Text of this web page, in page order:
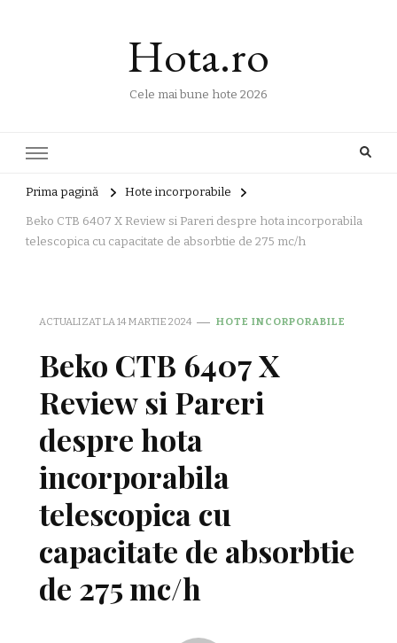
Hota.ro
Cele mai bune hote 2026
Prima pagină Hote incorporabile
Beko CTB 6407 X Review si Pareri despre hota incorporabila
telescopica cu capacitate de absorbtie de 275 mc/h
ACTUALIZAT LA14 MARTIE 2024 HOTE INCORPORABILE
Beko CTB 6407 X
Review si Pareri
despre hota
incorporabila
telescopica cu
capacitate de absorbtie
de 275 mc/h